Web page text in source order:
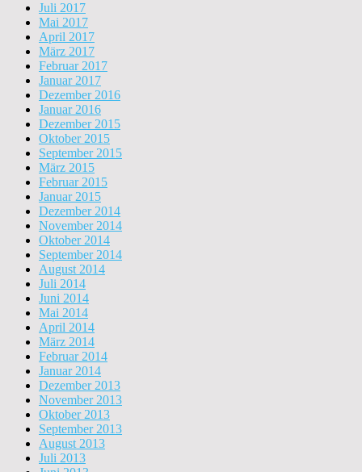
Juli 2017
Mai 2017
April 2017
März 2017
Februar 2017
Januar 2017
Dezember 2016
Januar 2016
Dezember 2015
Oktober 2015
September 2015
März 2015
Februar 2015
Januar 2015
Dezember 2014
November 2014
Oktober 2014
September 2014
August 2014
Juli 2014
Juni 2014
Mai 2014
April 2014
März 2014
Februar 2014
Januar 2014
Dezember 2013
November 2013
Oktober 2013
September 2013
August 2013
Juli 2013